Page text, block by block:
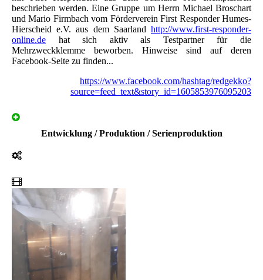
beschrieben werden. Eine Gruppe um Herrn Michael Broschart
und Mario Firmbach vom Förderverein First Responder Humes-
Hierscheid e.V. aus dem Saarland http://www.first-responder-
online.de hat sich aktiv als Testpartner für die
Mehrzweckklemme beworben. Hinweise sind auf deren
Facebook-Seite zu finden...
https://www.facebook.com/hashtag/redgekko?
source=feed_text&story_id=1605853976095203
Entwicklung / Produktion / Serienproduktion